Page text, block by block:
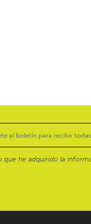
que he adquirido la